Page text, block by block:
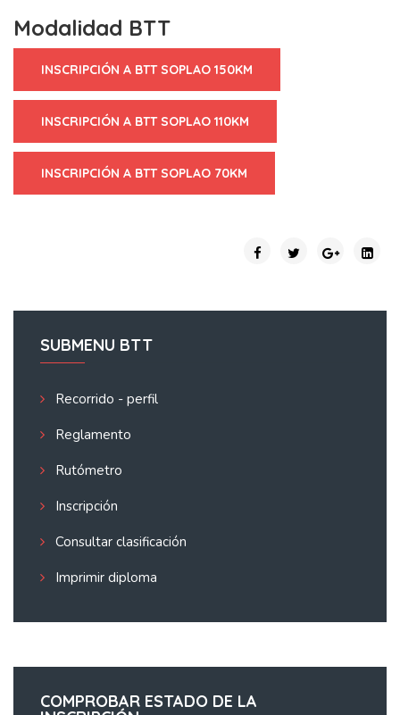
Modalidad BTT
INSCRIPCIÓN A BTT SOPLAO 150KM
INSCRIPCIÓN A BTT SOPLAO 110KM
INSCRIPCIÓN A BTT SOPLAO 70KM
SUBMENU BTT
Recorrido - perfil
Reglamento
Rutómetro
Inscripción
Consultar clasificación
Imprimir diploma
COMPROBAR ESTADO DE LA